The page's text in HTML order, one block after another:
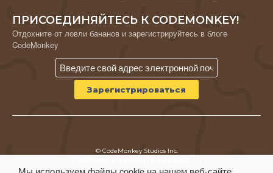
ПРИСОЕДИНЯЙТЕСЬ К CODEMONKEY!
Отдохните от ловли бананов и зарегистрируйтесь в блоге
CodeMonkey
© CodeMonkey Studios Inc.
Условия использования